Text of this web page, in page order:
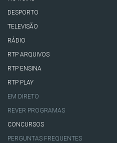
DESPORTO
TELEVISÃO
RÁDIO
RTP ARQUIVOS
RTP ENSINA
RTP PLAY
EM DIRETO
REVER PROGRAMAS
CONCURSOS
PERGUNTAS FREQUENTES